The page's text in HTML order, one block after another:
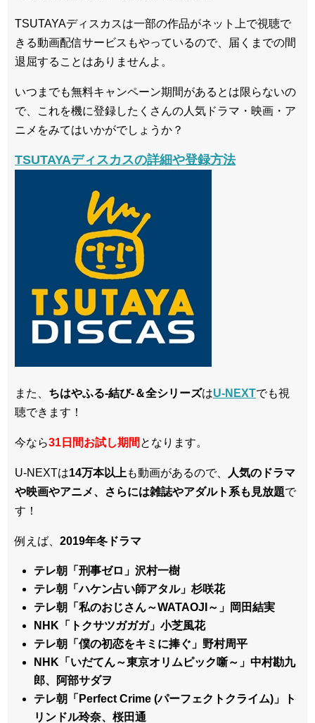
TSUTAYAディスカスは一部の作品がネット上で視聴で
きる動画配信サービスもやっているので、届くまでの間
退屈することはありませんよ。
いつまでも無料キャンペーン期間があるとは限らないの
で、これを機に登録したくさんの人気ドラマ・映画・ア
ニメをみてはいかがでしょうか？
TSUTAYAディスカスの詳細や登録方法
また、 ちはやふる-結び-＆全シリーズはU-NEXTでも視
聴できます！
今なら31日間お試し期間 となります。
U-NEXTは14万本以上 も動画があるので、
人気のドラマ
や映画やアニメ、さらには雑誌やアダルト系も見放題で
す！
例えば、 2019年冬ドラマ
テレ朝「刑事ゼロ」沢村一樹
テレ朝「ハケン占い師アタル」杉咲花
テレ朝「私のおじさん～WATAOJI～」岡田結実
NHK「トクサツガガガ」小芝風花
テレ朝「僕の初恋をキミに捧ぐ」野村周平
NHK「いだてん～東京オリムピック噺～」中村勘九
郎、阿部サダヲ
テレ朝「Perfect Crime (パーフェクトクライム)」ト
リンドル玲奈、桜田通